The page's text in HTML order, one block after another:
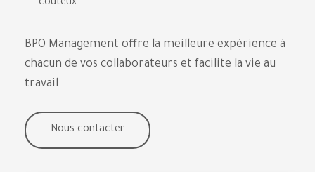
couteux.
BPO Management offre la meilleure expérience à
chacun de vos collaborateurs et facilite la vie au
travail.
Nous contacter